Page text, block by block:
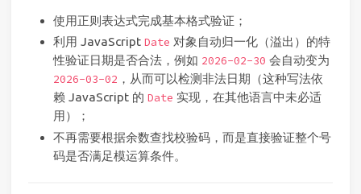
使用正则表达式完成基本格式验证；
利用 JavaScript Date 对象自动归一化（溢出）的特
性验证日期是否合法，例如 2026-02-30 会自动变为
2026-03-02 ，从而可以检测非法日期（这种写法依
赖 JavaScript 的 Date 实现，在其他语言中未必适
用）；
不再需要根据余数查找校验码，而是直接验证整个号
码是否满足模运算条件。